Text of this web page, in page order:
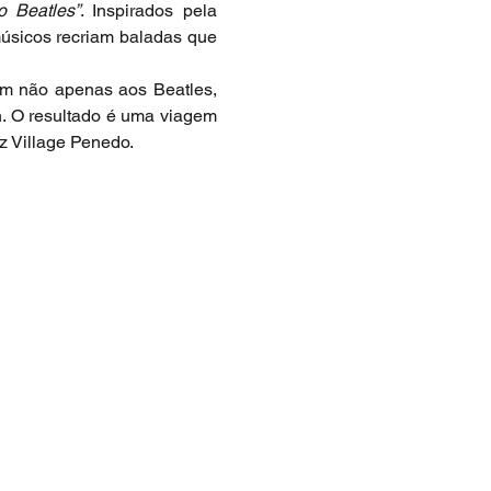
Beatles”. Inspirados pela
recriam baladas que
não apenas aos Beatles,
O resultado é uma viagem
Village Penedo.